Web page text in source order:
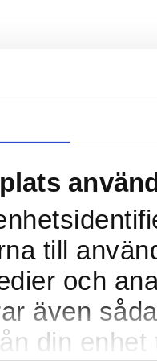
till
och
även
din